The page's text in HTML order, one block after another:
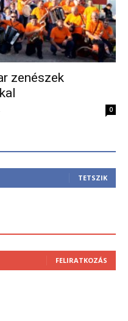
zenészek
0
TETSZIK
FELIRATKOZÁS